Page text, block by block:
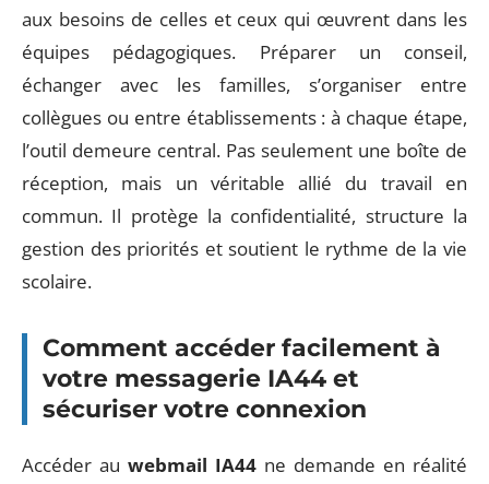
aux besoins de celles et ceux qui œuvrent dans les
équipes pédagogiques. Préparer un conseil,
échanger avec les familles, s’organiser entre
collègues ou entre établissements : à chaque étape,
l’outil demeure central. Pas seulement une boîte de
réception, mais un véritable allié du travail en
commun. Il protège la confidentialité, structure la
gestion des priorités et soutient le rythme de la vie
scolaire.
Comment accéder facilement à
votre messagerie IA44 et
sécuriser votre connexion
Accéder au webmail IA44 ne demande en réalité